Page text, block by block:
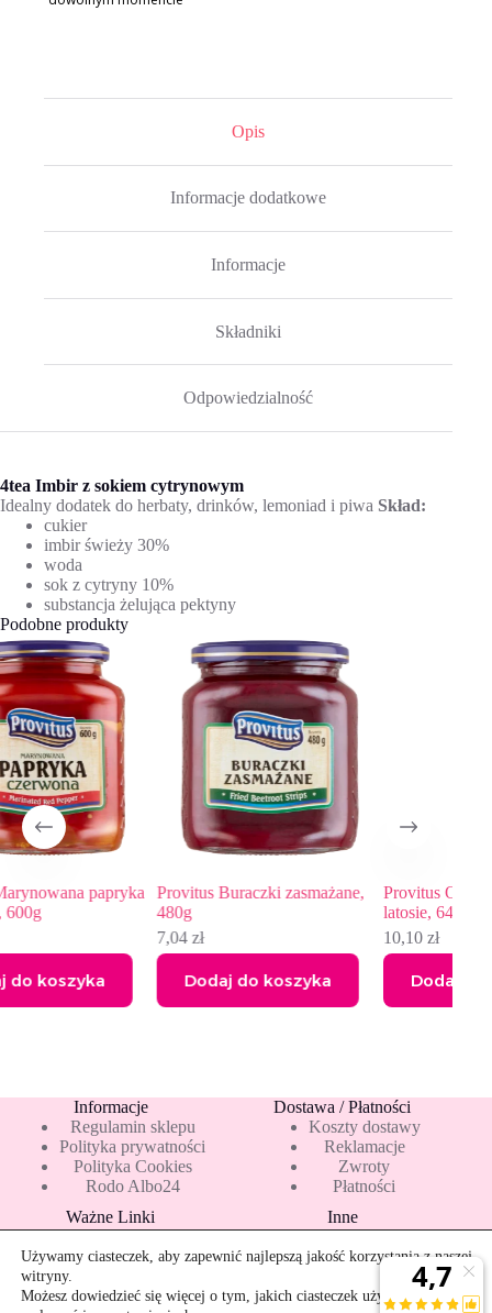
Opis
Informacje dodatkowe
Informacje
Składniki
Odpowiedzialność
4tea Imbir z sokiem cytrynowym
Idealny dodatek do herbaty, drinków, lemoniad i piwa Skład:
cukier
imbir świeży 30%
woda
sok z cytryny 10%
substancja żelująca pektyny
Podobne produkty
Provitus Buraczki zasmażane,
Dodaj do koszyka
Provitus Ogórki konserwowe
Dodaj do koszyka
Informacje
Regulamin sklepu
Polityka prywatności
Polityka Cookies
Rodo Albo24
Dostawa / Płatności
Koszty dostawy
Reklamacje
Zwroty
Płatności
Ważne Linki
Blog
Nowości
Bestsellery
Inne
Pakiety 10 mleka
Mapa strony
Rekomendowane
Kontakt
Używamy ciasteczek, aby zapewnić najlepszą jakość korzystania z naszej
witryny.
Możesz dowiedzieć się więcej o tym, jakich ciasteczek używamy, lub